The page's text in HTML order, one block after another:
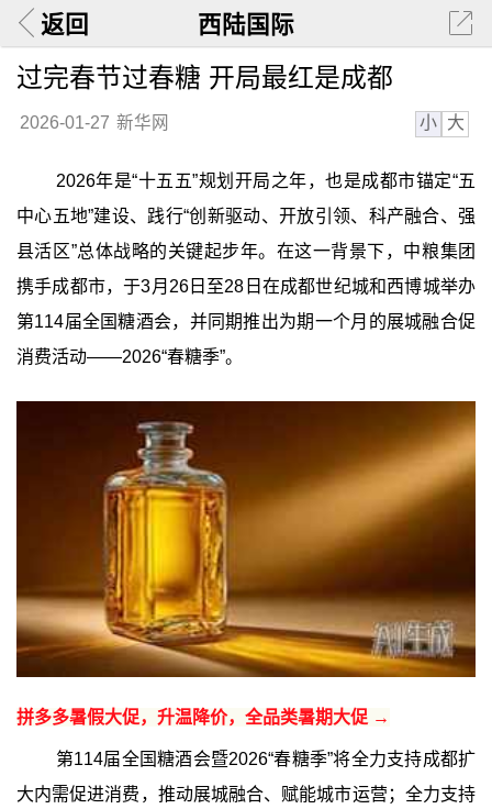
返回 西陆国际
过完春节过春糖 开局最红是成都
2026-01-27 新华网 小 大
2026年是“十五五”规划开局之年，也是成都市锚定“五
中心五地”建设、践行“创新驱动、开放引领、科产融合、强
县活区”总体战略的关键起步年。在这一背景下，中粮集团
携手成都市，于3月26日至28日在成都世纪城和西博城举办
第114届全国糖酒会，并同期推出为期一个月的展城融合促
消费活动——2026“春糖季”。
拼多多暑假大促，升温降价，全品类暑期大促 →
第114届全国糖酒会暨2026“春糖季”将全力支持成都扩
大内需促进消费，推动展城融合、赋能城市运营；全力支持